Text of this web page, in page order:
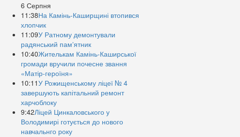
6 Серпня
11:38На Камінь-Каширщині втопився
хлопчик
11:09У Ратному демонтували
радянський памʼятник
10:40Жителькам Камінь-Каширської
громади вручили почесне звання
«Матір-героїня»
10:11У Рожищенському ліцеї № 4
завершують капітальний ремонт
харчоблоку
9:42Ліцей Цинкаловського у
Володимирі готується до нового
навчальнго року